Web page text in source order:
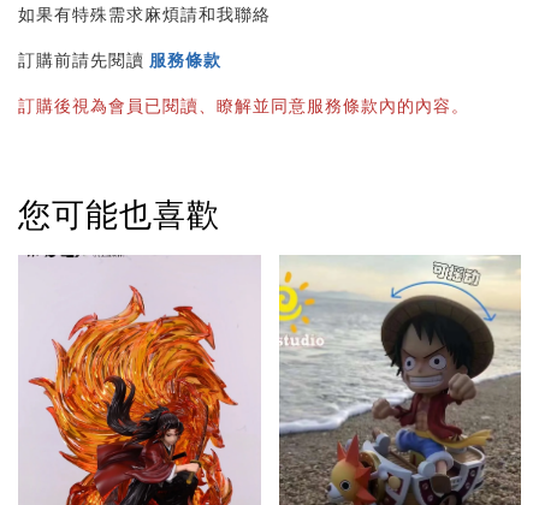
如果有特殊需求麻煩請和我聯絡
訂購前請先閱讀 服務條款
訂購後視為會員已閱讀、瞭解並同意服務條款內的內容。
您可能也喜歡